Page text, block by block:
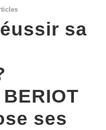
sa
ses